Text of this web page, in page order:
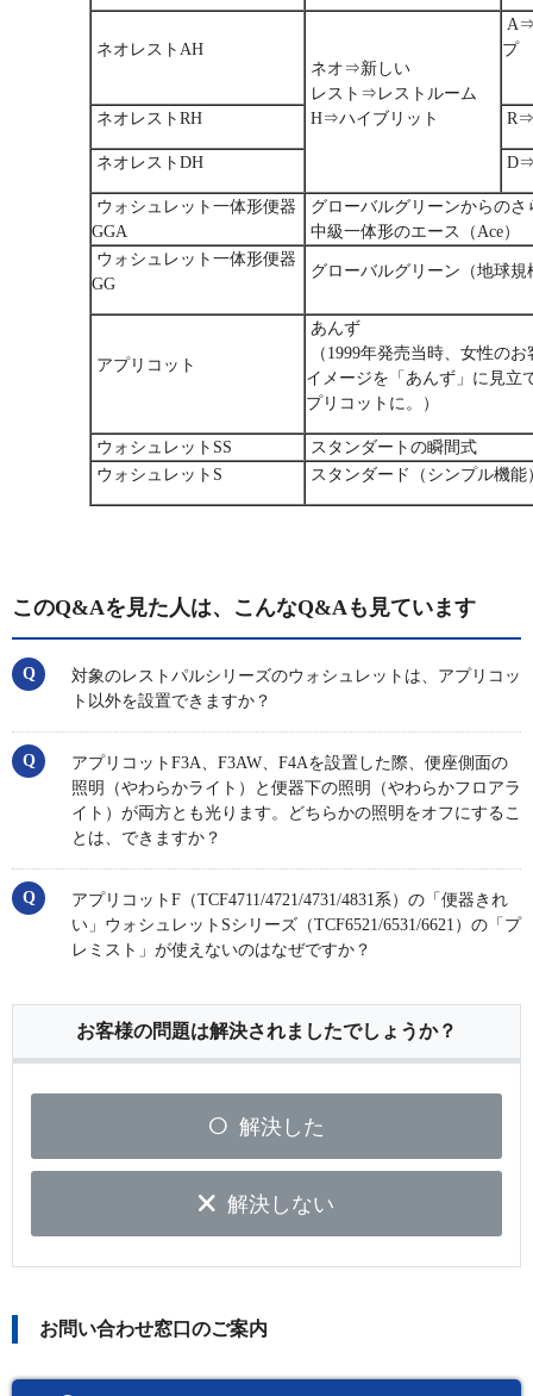
ネオレストAH
ネオ⇒新しい
レスト⇒レストルーム
H⇒ハイブリット
A⇒
プ
ネオレストRH R⇒
ネオレストDH D⇒
ウォシュレット一体形便器
GGA
グローバルグリーンからのさ
中級一体形のエース（Ace）
ウォシュレット一体形便器
GG
グローバルグリーン（地球
アプリコット
あんず
（1999年発売当時、女性の
イメージを「あんず」に見立
プリコットに。）
ウォシュレットSS
スタンダートの瞬間式
ウォシュレットS
スタンダード（シンプル機能
このQ&Aを見た人は、こんなQ&Aも見ています
対象のレストパルシリーズのウォシュレットは、アプリコッ
ト以外を設置できますか？
アプリコットF3A、F3AW、F4Aを設置した際、便座側面の
照明（やわらかライト）と便器下の照明（やわらかフロアラ
イト）が両方とも光ります。どちらかの照明をオフにするこ
とは、できますか？
アプリコットF（TCF4711/4721/4731/4831系）の「便器きれ
い」ウォシュレットSシリーズ（TCF6521/6531/6621）の「プ
レミスト」が使えないのはなぜですか？
お客様の問題は解決されましたでしょうか？
解決した
解決しない
お問い合わせ窓口のご案内